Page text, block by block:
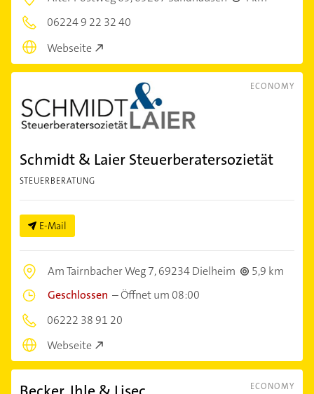
06224 9 22 32 40
Webseite
ECONOMY
Schmidt & Laier Steuerberatersozietät
STEUERBERATUNG
E-Mail
Am Tairnbacher Weg 7,69234 Dielheim
5,9 km
Geschlossen –Öffnet um 08:00
06222 38 91 20
Webseite
ECONOMY